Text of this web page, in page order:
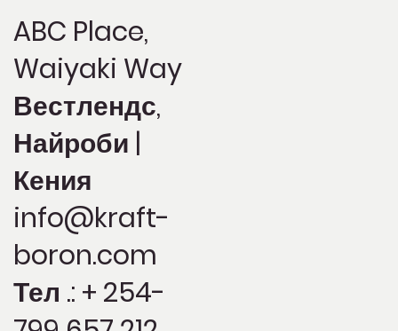
ABC Place,
Waiyaki Way
Вестлендс,
Найроби |
Кения
info@kraft-
boron.com
Тел .: + 254-